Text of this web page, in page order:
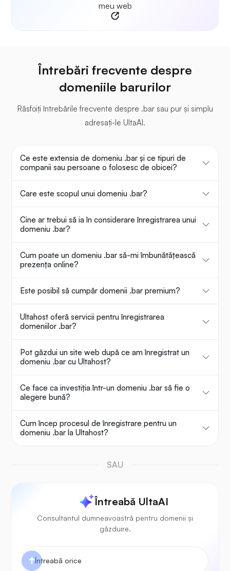
meu web
Întrebări frecvente despre
domeniile barurilor
Răsfoiți întrebările frecvente despre .bar sau pur și simplu
adresați-le UltaAI.
Ce este extensia de domeniu .bar și ce tipuri de
companii sau persoane o folosesc de obicei?
Care este scopul unui domeniu .bar?
Cine ar trebui să ia în considerare înregistrarea unui
domeniu .bar?
Cum poate un domeniu .bar să-mi îmbunătățească
prezența online?
Este posibil să cumpăr domenii .bar premium?
Ultahost oferă servicii pentru înregistrarea
domeniilor .bar?
Pot găzdui un site web după ce am înregistrat un
domeniu .bar cu Ultahost?
Ce face ca investiția într-un domeniu .bar să fie o
alegere bună?
Cum încep procesul de înregistrare pentru un
domeniu .bar la Ultahost?
SAU
Întreabă UltaAI
Consultantul dumneavoastră pentru domenii și
găzduire.